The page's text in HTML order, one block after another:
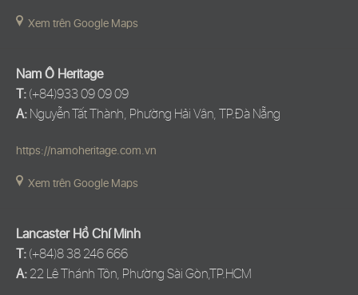
Xem trên Google Maps
Nam Ô Heritage
T:(+84)933 09 09 09
A:Nguyễn Tất Thành, Phường Hải Vân, TP.Đà Nẵng
https://namoheritage.com.vn
Xem trên Google Maps
Lancaster Hồ Chí Minh
T:(+84)8 38 246 666
A:22 Lê Thánh Tôn, Phường Sài Gòn,TP.HCM